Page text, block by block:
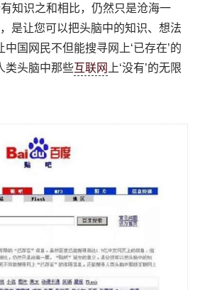
知识之和相比，仍然只是沧海一
是让您可以把头脑中的知识、想法
国网民不但能搜寻网上‘已存在’的
类头脑中那些互联网
上‘没有’的无限